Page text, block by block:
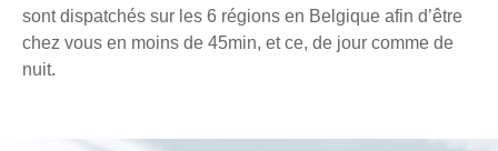
sont dispatchés sur les 6 régions en Belgique afin d’être
chez vous en moins de 45min, et ce, de jour comme de
nuit.